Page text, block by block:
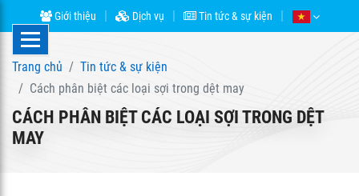
Giới thiệu Dịch vụ Tin tức & sự kiện
Trang chủ
Tin tức & sự kiện
Cách phân biệt các loại sợi trong dệt may
CÁCH PHÂN BIỆT CÁC LOẠI SỢI TRONG DỆT
MAY